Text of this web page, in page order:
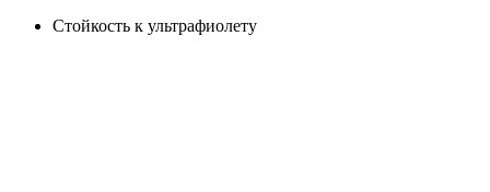
Стойкость к ультрафиолету